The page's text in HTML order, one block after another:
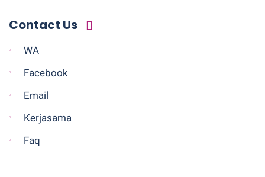
Contact Us
WA
Facebook
Email
Kerjasama
Faq